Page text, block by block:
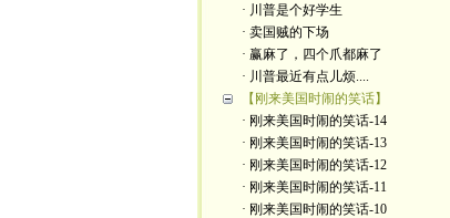
· 川普是个好学生
· 卖国贼的下场
· 赢麻了，四个爪都麻了
· 川普最近有点儿烦....
【刚来美国时闹的笑话】
· 刚来美国时闹的笑话-14
· 刚来美国时闹的笑话-13
· 刚来美国时闹的笑话-12
· 刚来美国时闹的笑话-11
· 刚来美国时闹的笑话-10